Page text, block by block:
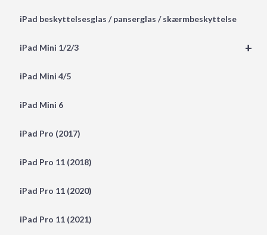
iPad beskyttelsesglas / panserglas / skærmbeskyttelse
+
iPad Mini 1/2/3
iPad Mini 4/5
iPad Mini 6
iPad Pro (2017)
iPad Pro 11 (2018)
iPad Pro 11 (2020)
iPad Pro 11 (2021)